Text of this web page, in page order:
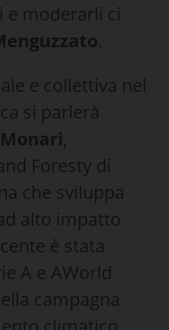
e moderarli ci
.
e collettiva nel
si parlerà
,
Foresty di
che sviluppa
alto impatto
è stata
A e AWorld
campagna